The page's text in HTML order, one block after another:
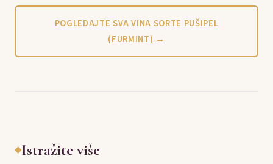
POGLEDAJTE SVA VINA SORTE PUŠIPEL
(FURMINT) →
◆Istražite više